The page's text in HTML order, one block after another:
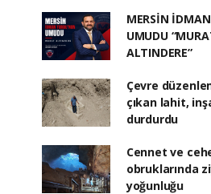
MERSİN
UMUDU
ALTINDERE”
Çevre
çıkan lahit,
durdurdu
Cennet ve
obruklarında
yoğunluğu